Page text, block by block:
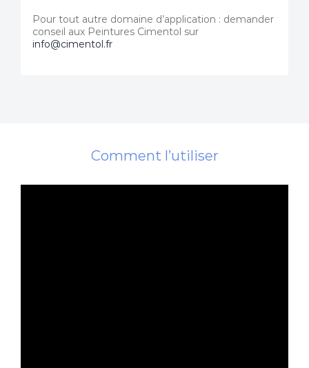
Pour tout autre domaine d’application : demander
conseil aux Peintures Cimentol sur
info@cimentol.fr
Comment l’utiliser